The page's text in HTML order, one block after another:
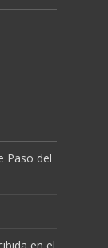
Paso del
en el